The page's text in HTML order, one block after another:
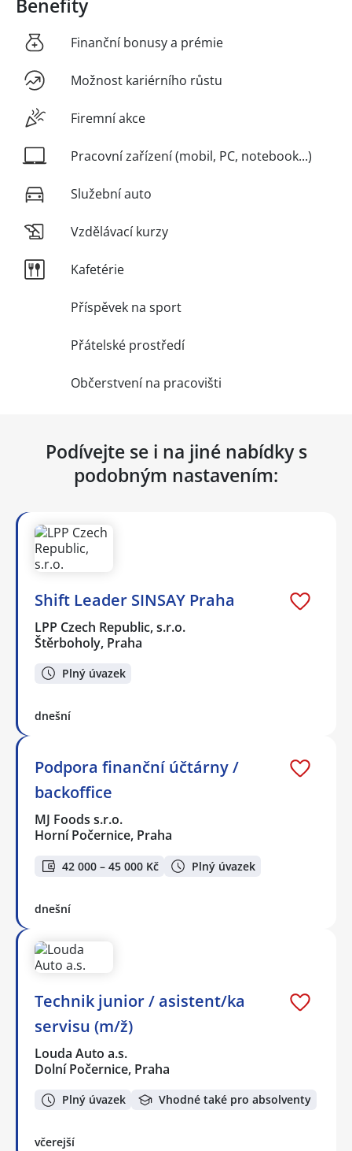
Benefity
Finanční bonusy a prémie
Možnost kariérního růstu
Firemní akce
Pracovní zařízení (mobil, PC, notebook...)
Služební auto
Vzdělávací kurzy
Kafetérie
Příspěvek na sport
Přátelské prostředí
Občerstvení na pracovišti
Podívejte se i na jiné nabídky s
podobným nastavením:
Shift Leader SINSAY Praha
LPP Czech Republic, s.r.o.
Štěrboholy, Praha
Plný úvazek
dnešní
Podpora finanční účtárny /
backoffice
MJ Foods s.r.o.
Horní Počernice, Praha
42 000 – 45 000 Kč Plný úvazek
dnešní
Technik junior / asistent/ka
servisu (m/ž)
Louda Auto a.s.
Dolní Počernice, Praha
Plný úvazek Vhodné také pro absolventy
včerejší